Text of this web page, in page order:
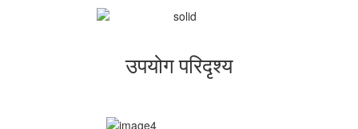
उपयोग परिदृश्य